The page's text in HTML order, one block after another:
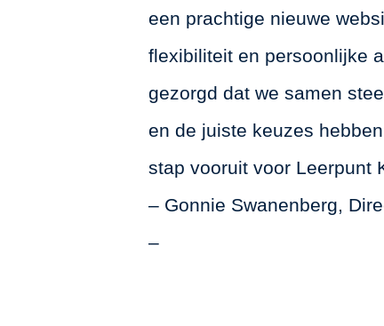
een prachtige nieuwe
flexibiliteit en persoonlijke
gezorgd dat we samen
en de juiste keuzes
stap vooruit voor Leerpunt
– Gonnie Swanenberg,
–